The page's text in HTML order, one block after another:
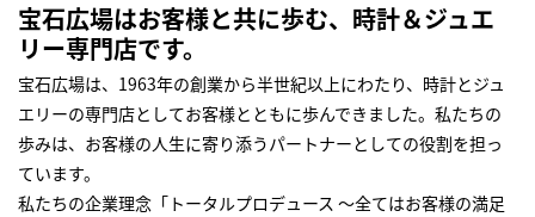
宝石広場はお客様と共に歩む、時計＆ジュエ
リー専門店です。
宝石広場は、1963年の創業から半世紀以上にわたり、時計とジュ
エリーの専門店としてお客様とともに歩んできました。私たちの
歩みは、お客様の人生に寄り添うパートナーとしての役割を担っ
ています。
私たちの企業理念「トータルプロデュース ～全てはお客様の満足